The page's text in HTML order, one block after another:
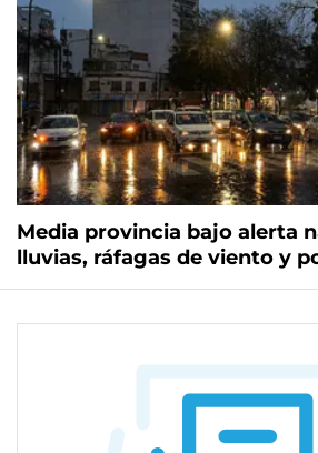
Media provincia bajo alerta
lluvias, ráfagas de viento y